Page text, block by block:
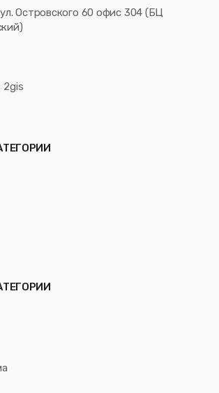
Островского 60 офис 304 (БЦ
2gis